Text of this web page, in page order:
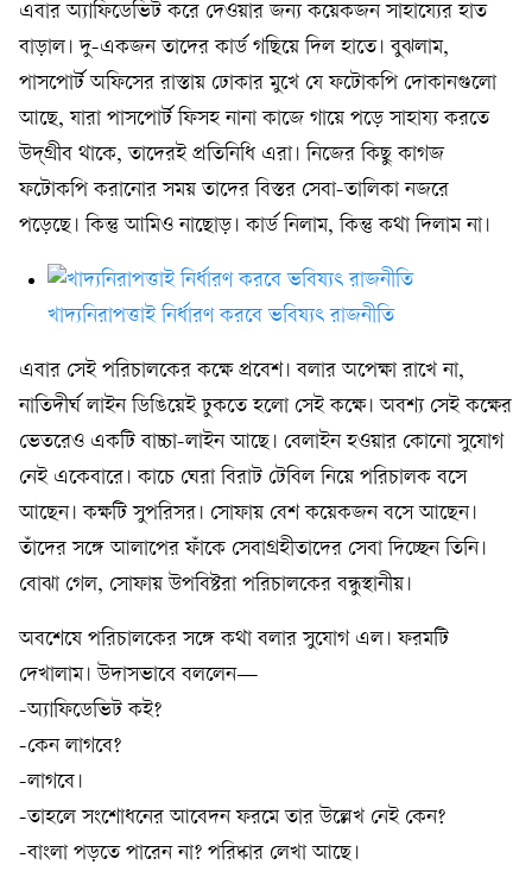
এবার অ্যাফিডেভিট করে দেওয়ার জন্য কয়েকজন সাহায্যের হাত
বাড়াল। দু-একজন তাদের কার্ড গছিয়ে দিল হাতে। বুঝলাম,
পাসপোর্ট অফিসের রাস্তায় ঢোকার মুখে যে ফটোকপি দোকানগুলো
আছে, যারা পাসপোর্ট ফিসহ নানা কাজে গায়ে পড়ে সাহায্য করতে
উদ্‌গ্রীব থাকে, তাদেরই প্রতিনিধি এরা। নিজের কিছু কাগজ
ফটোকপি করানোর সময় তাদের বিস্তর সেবা-তালিকা নজরে
পড়েছে। কিন্তু আমিও নাছোড়। কার্ড নিলাম, কিন্তু কথা দিলাম না।
খাদ্যনিরাপত্তাই নির্ধারণ করবে ভবিষ্যৎ রাজনীতি
এবার সেই পরিচালকের কক্ষে প্রবেশ। বলার অপেক্ষা রাখে না,
নাতিদীর্ঘ লাইন ডিঙিয়েই ঢুকতে হলো সেই কক্ষে। অবশ্য সেই কক্ষের
ভেতরেও একটি বাচ্চা-লাইন আছে। বেলাইন হওয়ার কোনো সুযোগ
নেই একেবারে। কাচে ঘেরা বিরাট টেবিল নিয়ে পরিচালক বসে
আছেন। কক্ষটি সুপরিসর। সোফায় বেশ কয়েকজন বসে আছেন।
তাঁদের সঙ্গে আলাপের ফাঁকে সেবাগ্রহীতাদের সেবা দিচ্ছেন তিনি।
বোঝা গেল, সোফায় উপবিষ্টরা পরিচালকের বন্ধুস্থানীয়।
অবশেষে পরিচালকের সঙ্গে কথা বলার সুযোগ এল। ফরমটি
দেখালাম। উদাসভাবে বললেন—
-অ্যাফিডেভিট কই?
-কেন লাগবে?
-লাগবে।
-তাহলে সংশোধনের আবেদন ফরমে তার উল্লেখ নেই কেন?
-বাংলা পড়তে পারেন না? পরিষ্কার লেখা আছে।